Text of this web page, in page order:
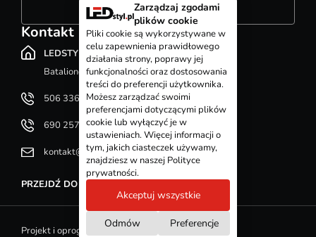
Konfigurator szynoprzewodów
Kontakt
LEDSTYL.pl
Batalionów Chłopskich 12, 94-058 Łódź
506 336 320
690 257 092
kontakt@ledstyl.pl
PRZEJDŹ DO DZIAŁU KONTAKT
Projekt i oprogramowanie sklepu - GOshop
Zarządzaj zgodami
plików cookie
Pliki cookie są wykorzystywane w
celu zapewnienia prawidłowego
działania strony, poprawy jej
funkcjonalności oraz dostosowania
treści do preferencji użytkownika.
Możesz zarządzać swoimi
preferencjami dotyczącymi plików
cookie lub wyłączyć je w
ustawieniach. Więcej informacji o
tym, jakich ciasteczek używamy,
znajdziesz w naszej Polityce
prywatności.
Odmów Preferencje
Akceptuj wszystkie